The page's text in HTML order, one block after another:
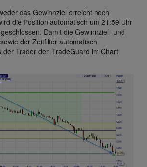
das Gewinnziel erreicht noch
die Position automatisch um 21:59 Uhr
Damit die Gewinnziel- und
der Zeitfilter automatisch
der Trader den TradeGuard im Chart